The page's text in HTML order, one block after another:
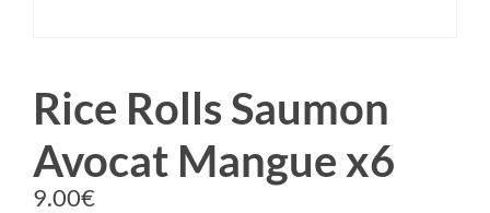
Rice Rolls Saumon
Avocat Mangue x6
9.00€